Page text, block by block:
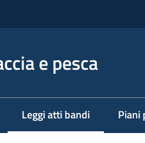
e pesca
Leggi atti bandi
Menu selezionato Piani